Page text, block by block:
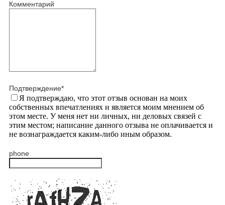
Комментарий
Подтверждение*
Я подтверждаю, что этот отзыв основан на моих
собственных впечатлениях и является моим мнением об
этом месте. У меня нет ни личных, ни деловых связей с
этим местом; написание данного отзыва не оплачивается и
не вознаграждается каким-либо иным образом.
phone